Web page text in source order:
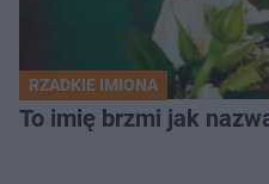
RZADKIE IMIONA
To imię brzmi jak